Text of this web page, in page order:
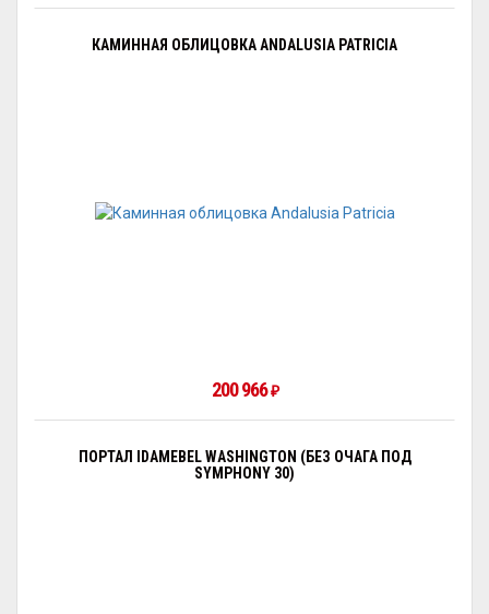
КАМИННАЯ ОБЛИЦОВКА ANDALUSIA PATRICIA
200 966 ₽
ПОРТАЛ IDAMEBEL WASHINGTON (БЕЗ ОЧАГА ПОД
SYMPHONY 30)